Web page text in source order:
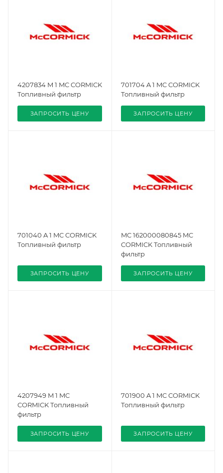
4207834 M 1 MC CORMICK
Топливный фильтр
ЗАПРОСИТЬ ЦЕНУ
701704 A 1 MC CORMICK
Топливный фильтр
ЗАПРОСИТЬ ЦЕНУ
701040 A 1 MC CORMICK
Топливный фильтр
ЗАПРОСИТЬ ЦЕНУ
MC 162000080845 MC
CORMICK Топливный
фильтр
ЗАПРОСИТЬ ЦЕНУ
4207949 M 1 MC
CORMICK Топливный
фильтр
ЗАПРОСИТЬ ЦЕНУ
701900 A 1 MC CORMICK
Топливный фильтр
ЗАПРОСИТЬ ЦЕНУ